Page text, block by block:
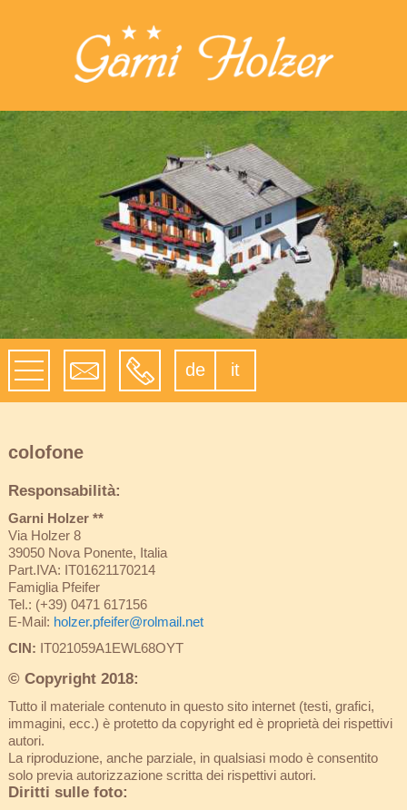
de it
colofone
Responsabilità:
Garni Holzer **
Via Holzer 8
39050 Nova Ponente, Italia
Part.IVA: IT01621170214
Famiglia Pfeifer
Tel.: (+39) 0471 617156
E-Mail: holzer.pfeifer@rolmail.net
CIN: IT021059A1EWL68OYT
© Copyright 2018:
Tutto il materiale contenuto in questo sito internet (testi, grafici,
immagini, ecc.) è protetto da copyright ed è proprietà dei rispettivi
autori.
La riproduzione, anche parziale, in qualsiasi modo è consentito
solo previa autorizzazione scritta dei rispettivi autori.
Diritti sulle foto: